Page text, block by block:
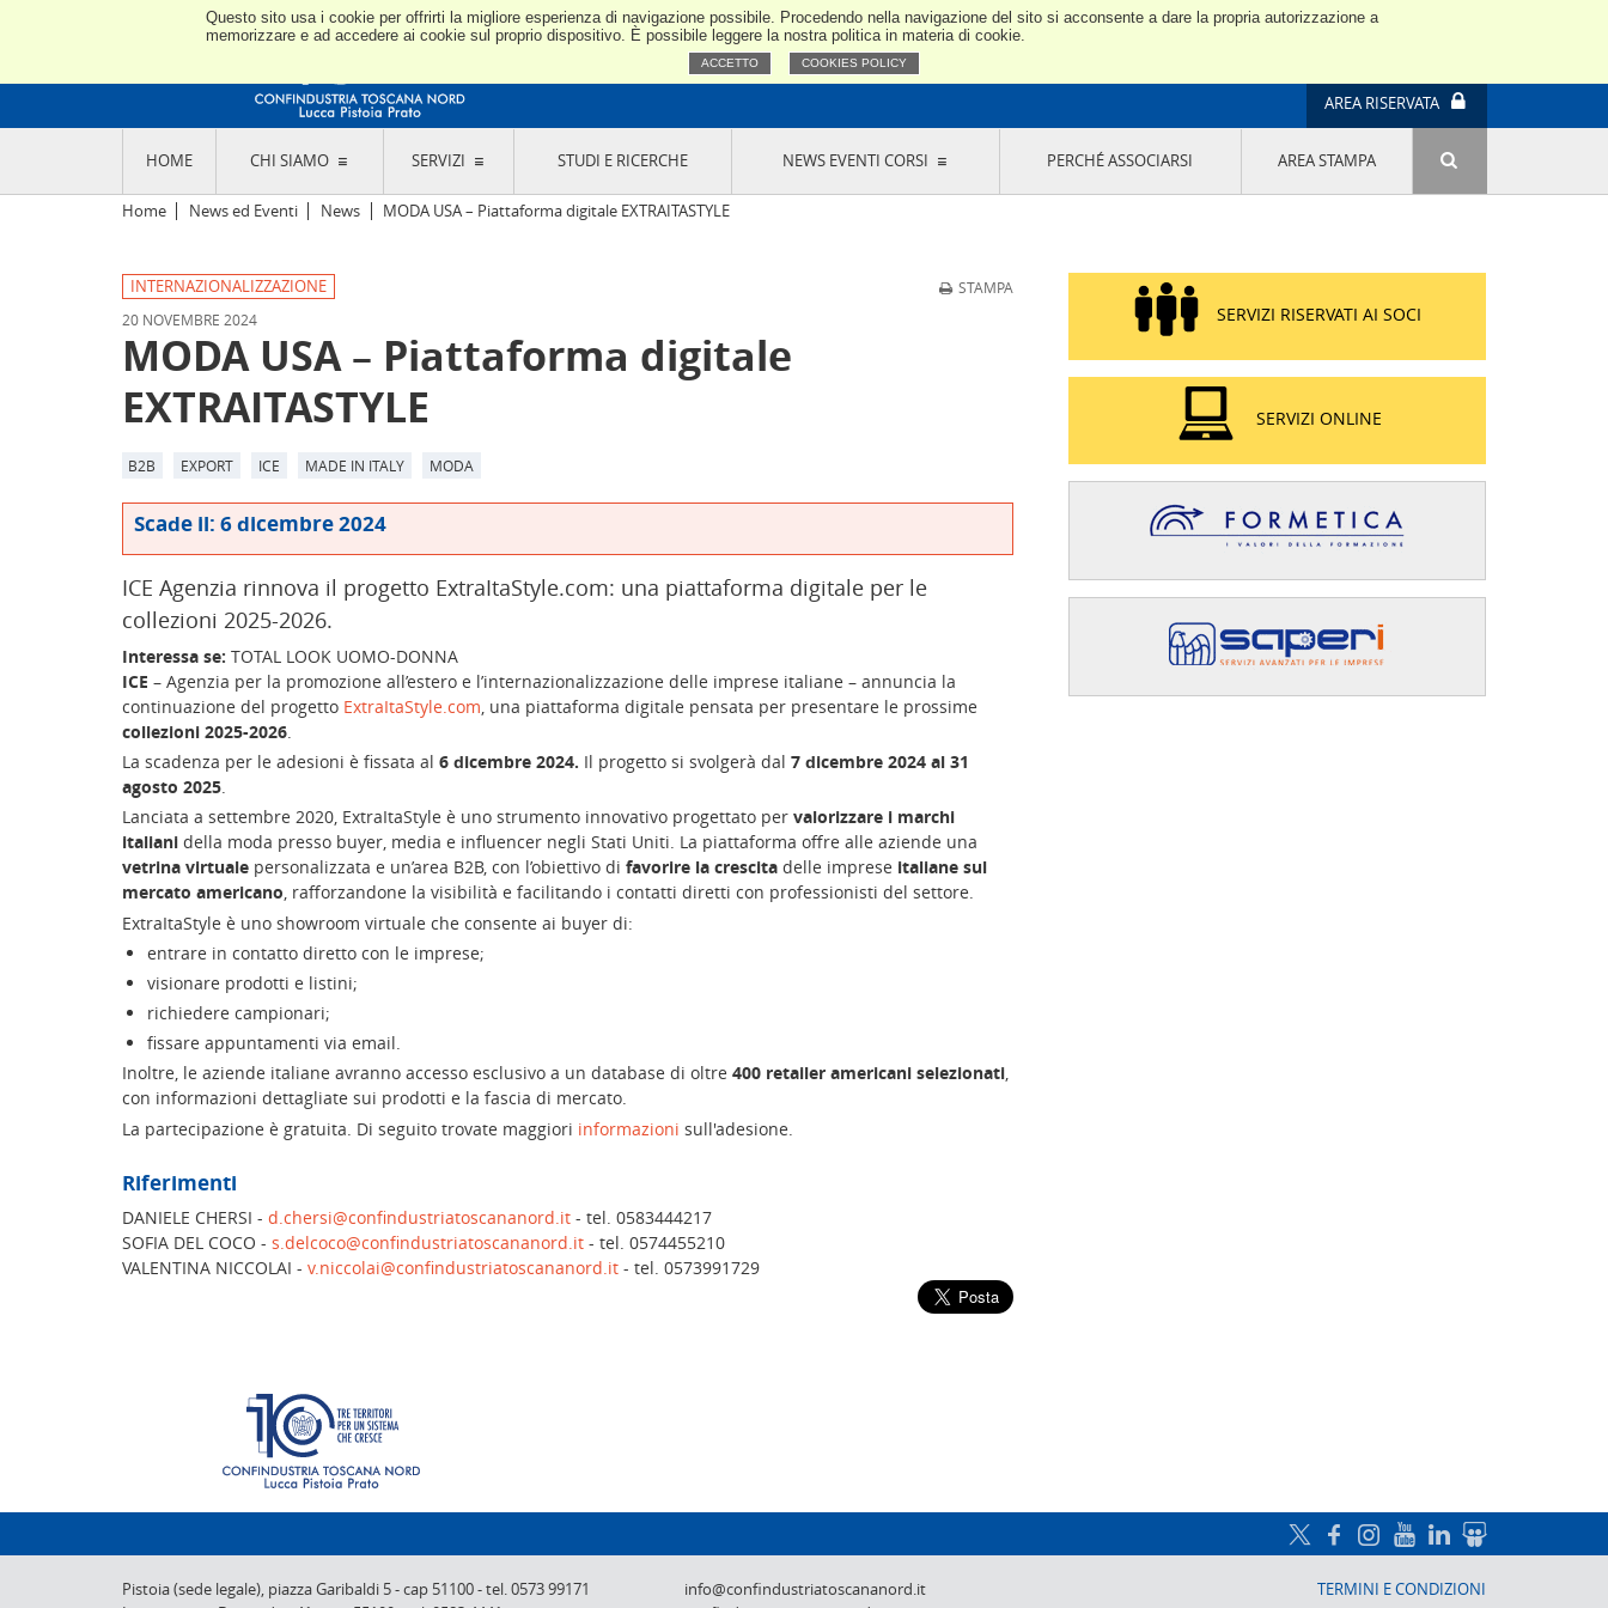
Questo sito usa i cookie per offrirti la migliore esperienza di navigazione possibile. Procedendo nella navigazione del sito si acconsente a dare la propria autorizzazione a
memorizzare e ad accedere ai cookie sul proprio dispositivo. È possibile leggere la nostra politica in materia di cookie.
ACCETTO COOKIES POLICY
Confindustria Toscana Nord
AREA RISERVATA
HOME CHI SIAMO
L'ASSOCIAZIONE
CODICE ETICO E DEI VALORI ASSOCIATIVI
TRASPARENZA CONTRIBUTI PUBBLICI
RAPPRESENTANZA
L'INDUSTRIA E IL TERRITORIO DI LUCCA,
PISTOIA E PRATO
SEDI E CONTATTI
ABOUT US
GOVERNANCE
DESIGNAZIONE
ORGANI DI CONTROLLO
RAPPRESENTANZE IN ENTI ESTERNI
GRUPPI DI ACQUISTO
EDIZIONE
PROGETTO LU.ME.
IL MANAGER DELLA SOSTENIBILITÀ NEL
DISTRETTO TESSILE PRATESE
GRUPPO IMPRENDITORIA FEMMINILE
SOSTENIBILITÀ
SERVIZI
RISERVATI AI SOCI
STUDI E RICERCHE NEWS EVENTI CORSI
NEWS
PERCHÉ ASSOCIARSI AREA STAMPA
Home News ed Eventi News MODA USA – Piattaforma digitale EXTRAITASTYLE
STAMPA
INTERNAZIONALIZZAZIONE
20 NOVEMBRE 2024
MODA USA – Piattaforma digitale
EXTRAITASTYLE
B2B EXPORT ICE MADE IN ITALY MODA
Scade il: 6 dicembre 2024
ICE Agenzia rinnova il progetto ExtraItaStyle.com: una piattaforma digitale per le
collezioni 2025-2026.
Interessa se: TOTAL LOOK UOMO-DONNA
ICE – Agenzia per la promozione all’estero e l’internazionalizzazione delle imprese italiane – annuncia la
continuazione del progetto ExtraItaStyle.com, una piattaforma digitale pensata per presentare le prossime
collezioni 2025-2026.
La scadenza per le adesioni è fissata al 6 dicembre 2024. Il progetto si svolgerà dal 7 dicembre 2024 al 31
agosto 2025.
Lanciata a settembre 2020, ExtraItaStyle è uno strumento innovativo progettato per valorizzare i marchi
italianidella moda presso buyer, media e influencer negli Stati Uniti. La piattaforma offre alle aziende una
vetrina virtualepersonalizzata e un’area B2B, con l’obiettivo di favorire la crescitadelle imprese italiane sul
mercato americano, rafforzandone la visibilità e facilitando i contatti diretti con professionisti del settore.
ExtraItaStyle è uno showroom virtuale che consente ai buyer di:
entrare in contatto diretto con le imprese;
visionare prodotti e listini;
richiedere campionari;
fissare appuntamenti via email.
Inoltre, le aziende italiane avranno accesso esclusivo a un database di oltre 400 retailer americani selezionati,
con informazioni dettagliate sui prodotti e la fascia di mercato.
La partecipazione è gratuita. Di seguito trovate maggiori informazioni sull'adesione.
Riferimenti
DANIELE CHERSI - d.chersi@confindustriatoscananord.it- tel. 0583444217
SOFIA DEL COCO - s.delcoco@confindustriatoscananord.it- tel. 0574455210
VALENTINA NICCOLAI - v.niccolai@confindustriatoscananord.it- tel. 0573991729
SERVIZI RISERVATI AI SOCI
SERVIZI ONLINE
Pistoia (sede legale), piazza Garibaldi 5-cap 51100-tel. 0573 99171
info@confindustriatoscananord.it
TERMINI E CONDIZIONI